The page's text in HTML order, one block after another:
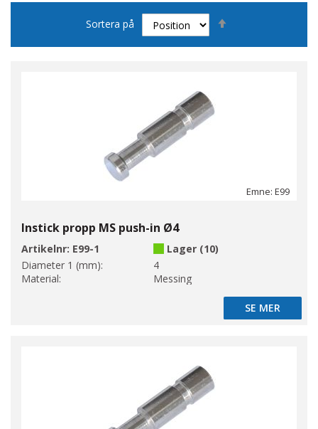
Sortera på
Emne: E99
Instick propp MS push-in Ø4
Artikelnr: E99-1
Lager (10)
Diameter 1 (mm):
4
Material:
Messing
SE MER
SE MER